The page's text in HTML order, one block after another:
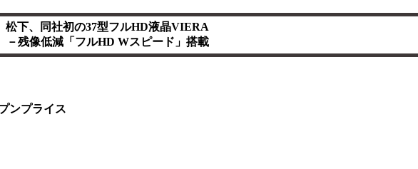
松下、同社初の37型フルHD液晶VIERA
－残像低減「フルHD Wスピード」搭載
ンプライス